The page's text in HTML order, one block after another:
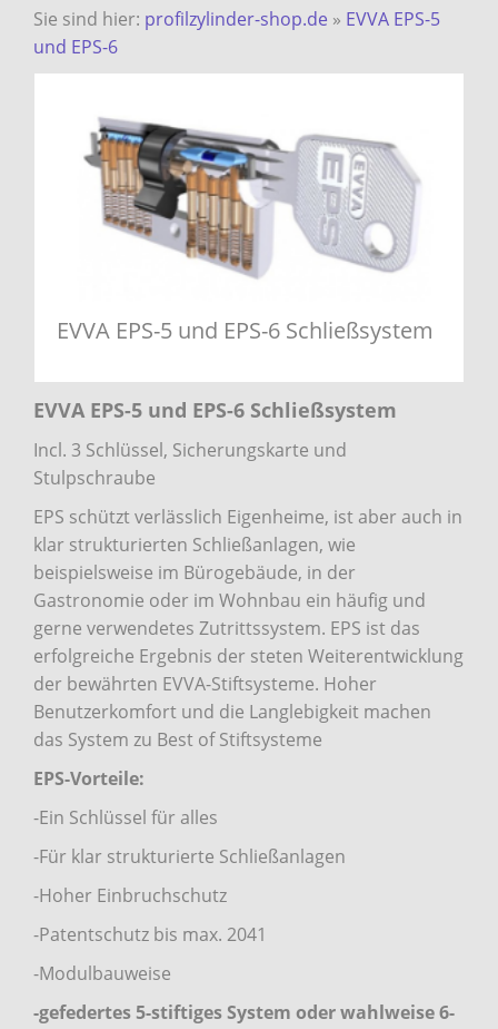
Sie sind hier: profilzylinder-shop.de » EVVA EPS-5
und EPS-6
EVVA EPS-5 und EPS-6 Schließsystem
EVVA EPS-5 und EPS-6 Schließsystem
Incl. 3 Schlüssel, Sicherungskarte und
Stulpschraube
EPS schützt verlässlich Eigenheime, ist aber auch in
klar strukturierten Schließanlagen, wie
beispielsweise im Bürogebäude, in der
Gastronomie oder im Wohnbau ein häufig und
gerne verwendetes Zutrittssystem. EPS ist das
erfolgreiche Ergebnis der steten Weiterentwicklung
der bewährten EVVA-Stiftsysteme. Hoher
Benutzerkomfort und die Langlebigkeit machen
das System zu Best of Stiftsysteme
EPS-Vorteile:
-Ein Schlüssel für alles
-Für klar strukturierte Schließanlagen
-Hoher Einbruchschutz
-Patentschutz bis max. 2041
-Modulbauweise
-gefedertes 5-stiftiges System oder wahlweise 6-